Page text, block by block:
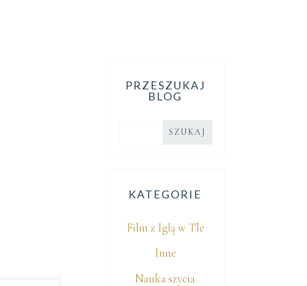
PRZESZUKAJ
BLOG
KATEGORIE
Film z Igłą w Tle
Inne
Nauka szycia